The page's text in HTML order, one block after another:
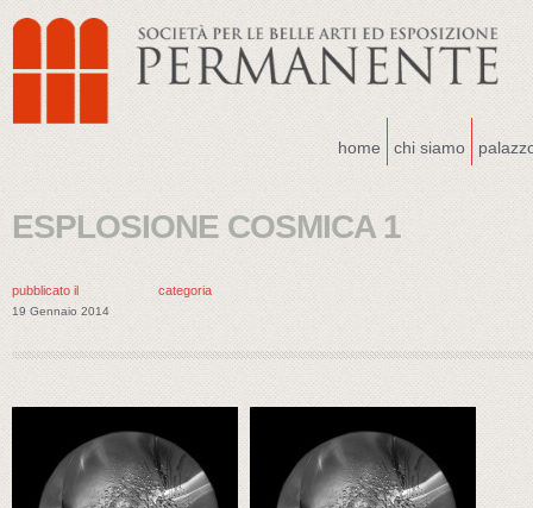
home chi siamo
ESPLOSIONE COSMICA 1
pubblicato il
19 Gennaio 2014
categoria